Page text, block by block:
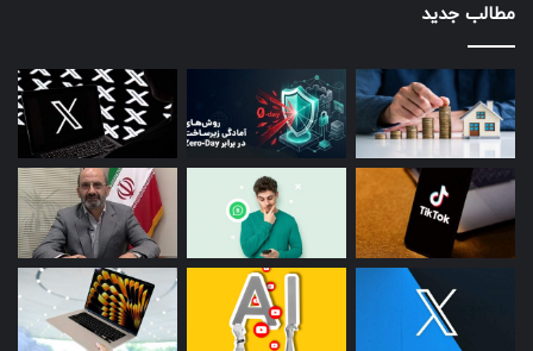
مطالب جدید